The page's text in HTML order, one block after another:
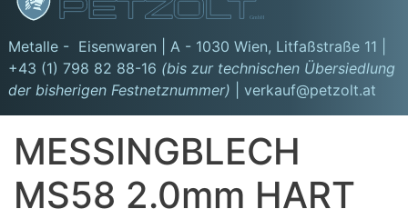
GmbH
Metalle - Eisenwaren | A - 1030 Wien, Litfaßstraße 11
+43 (1) 798 82 88-16 (bis zur technischen Übersiedlung
der bisherigen Festnetznummer)
| verkauf@petzolt.at
MESSINGBLECH
MS58 2.0mm HART